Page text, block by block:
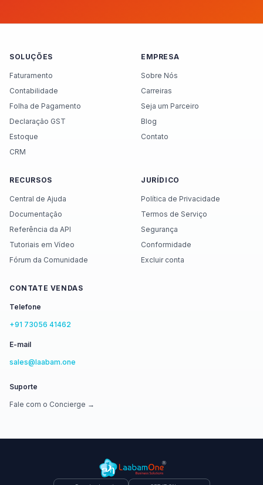
SOLUÇÕES
Faturamento
Contabilidade
Folha de Pagamento
Declaração GST
Estoque
CRM
EMPRESA
Sobre Nós
Carreiras
Seja um Parceiro
Blog
Contato
RECURSOS
Central de Ajuda
Documentação
Referência da API
Tutoriais em Vídeo
Fórum da Comunidade
JURÍDICO
Política de Privacidade
Termos de Serviço
Segurança
Conformidade
Excluir conta
CONTATE VENDAS
Telefone
+91 73056 41462
E-mail
sales@laabam.one
Suporte
Fale com o Concierge →